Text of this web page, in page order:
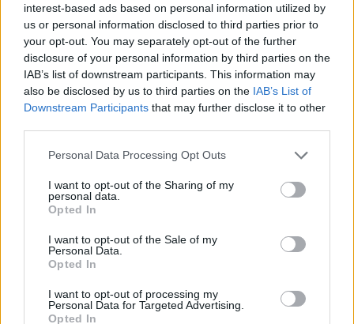
interest-based ads based on personal information utilized by
us or personal information disclosed to third parties prior to
your opt-out. You may separately opt-out of the further
disclosure of your personal information by third parties on the
IAB’s list of downstream participants. This information may
also be disclosed by us to third parties on the IAB’s List of
Downstream Participants that may further disclose it to other
Personal Data Processing Opt Outs
I want to opt-out of the Sharing of my
personal data.
Opted In
I want to opt-out of the Sale of my
Personal Data.
Opted In
I want to opt-out of processing my
Personal Data for Targeted Advertising.
Opted In
Esim for Global
for Turkey|Esim for Germany|Esim for Greece |
for Asia|Esim for World Cup 2026